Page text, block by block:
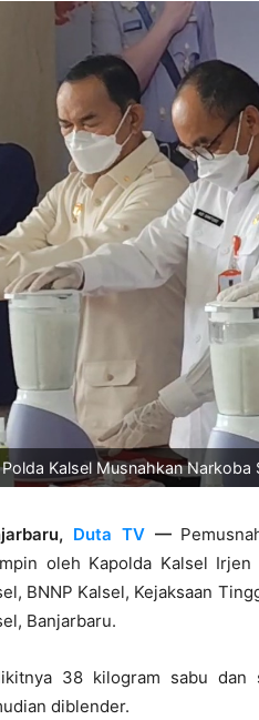
Kalsel Musnahkan Narkoba
Duta TV—
oleh Kapolda Kalsel Irjen
BNNP Kalsel, Kejaksaan
Banjarbaru.
38 kilogram sabu
diblender.